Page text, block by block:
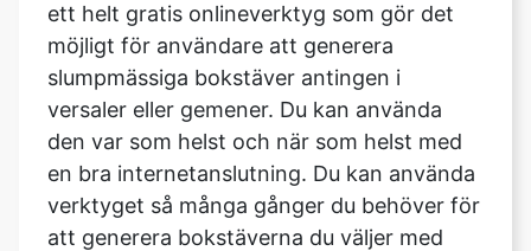
ett helt gratis onlineverktyg som gör det
möjligt för användare att generera
slumpmässiga bokstäver antingen i
versaler eller gemener. Du kan använda
den var som helst och när som helst med
en bra internetanslutning. Du kan använda
verktyget så många gånger du behöver för
att generera bokstäverna du väljer med